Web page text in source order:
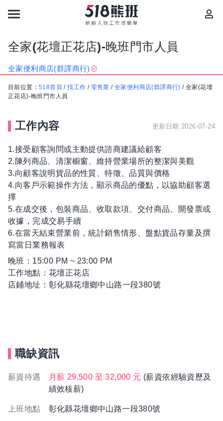
全家(花壇正花店)-晚班門市人員
全家便利商店(群譯商行)
目前位置： 518首頁 /找工作 / 零售業 /全家便利商店(群譯商行) /全家(花壇
正花店)-晚班門市人員
工作內容 更新日期:2026-07-24
1.接受顧客詢問或主動提供諮商建議給顧客
2.陳列商品、清潔櫥窗、維持營業場所的整潔與美觀
3.向顧客說明貨品的性質、特徵、品質與價格
4.向客戶示範操作方法，顯示商品的優點，以協助顧客選
擇
5.在成交後，包裝商品、收取款項、交付商品、開發票或
收據，完成交易手續
6.在當天結束營業前，統計銷售情形、盤點貨品存量及撰
寫當日業務報表
晚班：15:00 PM ~ 23:00 PM
工作地點：花壇正花店
店鋪地址：彰化縣花壇鄉中山路一段380號
職缺資訊
薪資待遇 月薪 29,500 至 32,000 元 (薪資依經驗資歷及
績效核薪)
上班地點 彰化縣花壇鄉中山路一段380號